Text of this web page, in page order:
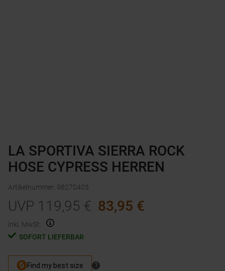
LA SPORTIVA SIERRA ROCK
HOSE CYPRESS HERREN
Artikelnummer: 98270403
UVP 119,95 € 83,95 €
inkl. MwSt.
SOFORT LIEFERBAR